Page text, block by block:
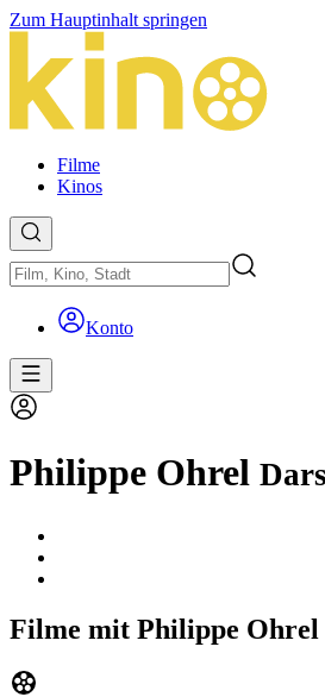
Zum Hauptinhalt springen
Filme
Kinos
Konto
Philippe Ohrel
Filme mit Philippe Ohrel